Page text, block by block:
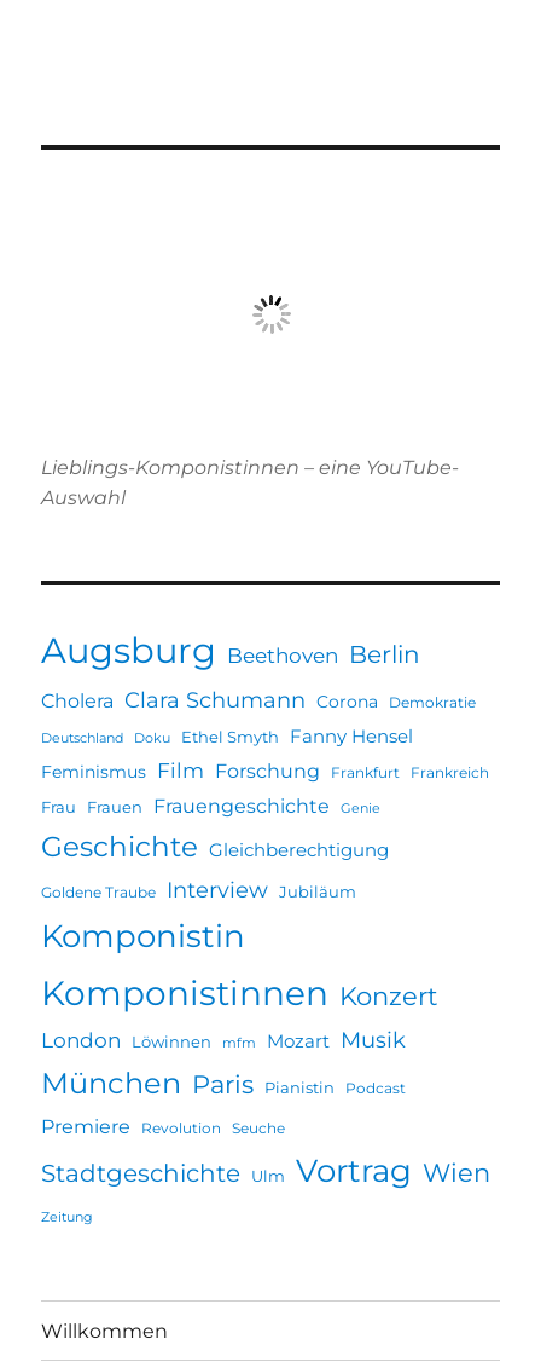
Lieblings-Komponistinnen – eine YouTube-
Auswahl
Augsburg Beethoven Berlin
Cholera Clara Schumann Corona Demokratie
Deutschland Doku Ethel Smyth Fanny Hensel
Feminismus Film Forschung Frankfurt Frankreich
Frau Frauen Frauengeschichte Genie
Geschichte Gleichberechtigung
Goldene Traube Interview Jubiläum
Komponistin
Komponistinnen Konzert
London Löwinnen mfm Mozart Musik
München Paris Pianistin Podcast
Premiere Revolution Seuche
Stadtgeschichte Ulm Vortrag Wien
Zeitung
Willkommen